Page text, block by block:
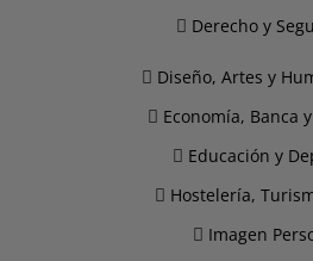
Derecho y
Diseño, Artes y
Economía, Banca
Educación y
Hostelería,
Imagen